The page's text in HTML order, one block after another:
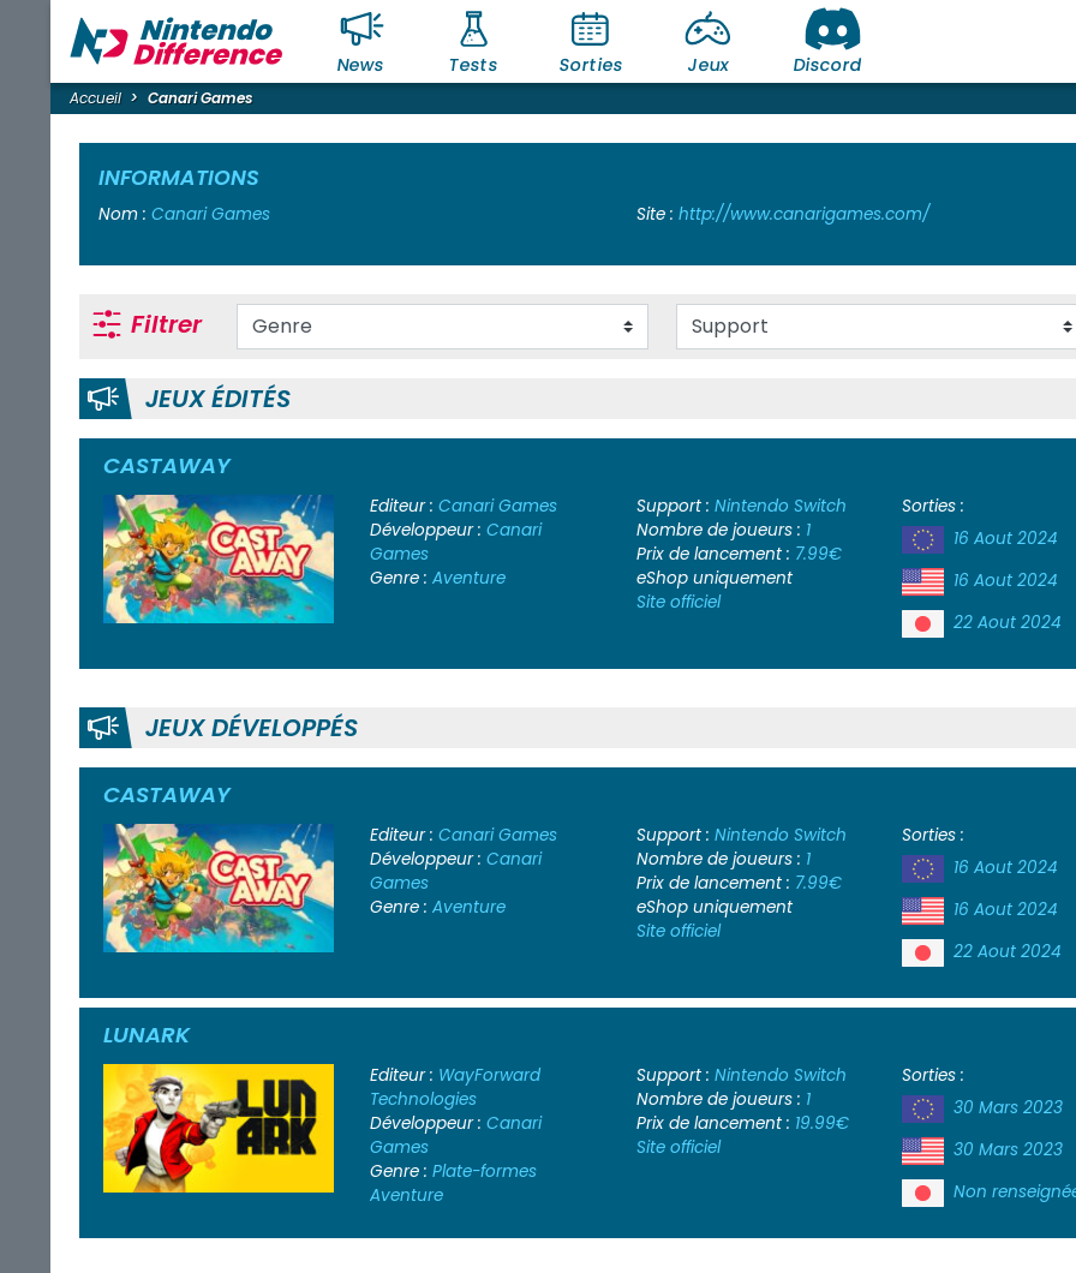
News Tests Sorties Jeux Discord
Accueil Canari Games
INFORMATIONS
Nom : Canari Games Site : http://www.canarigames.com/
Filtrer
JEUX ÉDITÉS
CASTAWAY
Editeur : Canari Games
Développeur : Canari
Games
Genre : Aventure
Support : Nintendo Switch
Nombre de joueurs : 1
Prix de lancement : 7.99€
eShop uniquement
Site officiel
Sorties :
16 Aout 2024
16 Aout 2024
22 Aout 2024
JEUX DÉVELOPPÉS
CASTAWAY
Editeur : Canari Games
Développeur : Canari
Games
Genre : Aventure
Support : Nintendo Switch
Nombre de joueurs : 1
Prix de lancement : 7.99€
eShop uniquement
Site officiel
Sorties :
16 Aout 2024
16 Aout 2024
22 Aout 2024
LUNARK
Editeur : WayForward
Technologies
Développeur : Canari
Games
Genre : Plate-formes
Aventure
Support : Nintendo Switch
Nombre de joueurs : 1
Prix de lancement : 19.99€
Site officiel
Sorties :
30 Mars 2023
30 Mars 2023
Non